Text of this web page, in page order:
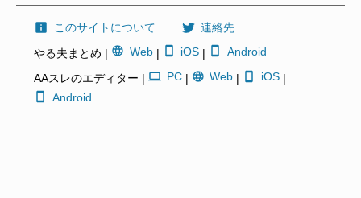
このサイトについて
連絡先
やる夫まとめ |
Web| iOS | Android
AAスレのエディター | PC| Web | iOS|
Android